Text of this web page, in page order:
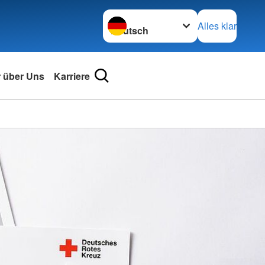
Sprache wechseln zu
Alles klar
über Uns Karriere